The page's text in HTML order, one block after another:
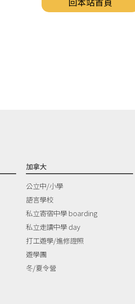
加拿大
公立中/小學
語言學校
私立寄宿中學 boarding
私立走讀中學 day
打工遊學/進修證照
遊學團
冬/夏令營